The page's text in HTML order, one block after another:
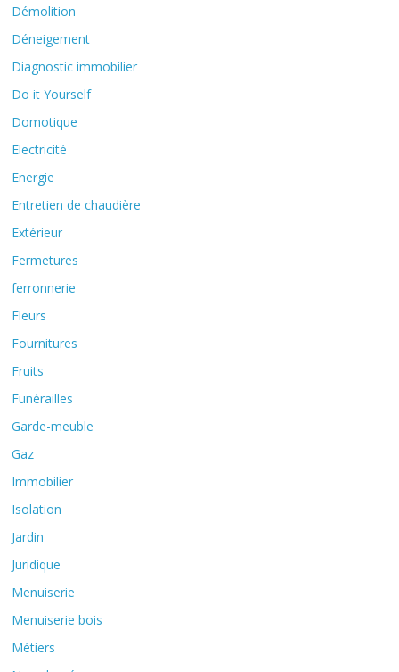
Démolition
Déneigement
Diagnostic immobilier
Do it Yourself
Domotique
Electricité
Energie
Entretien de chaudière
Extérieur
Fermetures
ferronnerie
Fleurs
Fournitures
Fruits
Funérailles
Garde-meuble
Gaz
Immobilier
Isolation
Jardin
Juridique
Menuiserie
Menuiserie bois
Métiers